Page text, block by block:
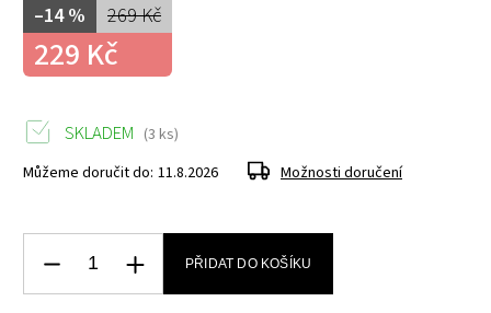
269 Kč
–14 %
229 Kč
SKLADEM (3 ks)
Můžeme doručit do: 11.8.2026 Možnosti doručení
PŘIDAT DO KOŠÍKU